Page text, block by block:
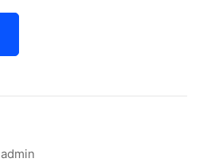
admin